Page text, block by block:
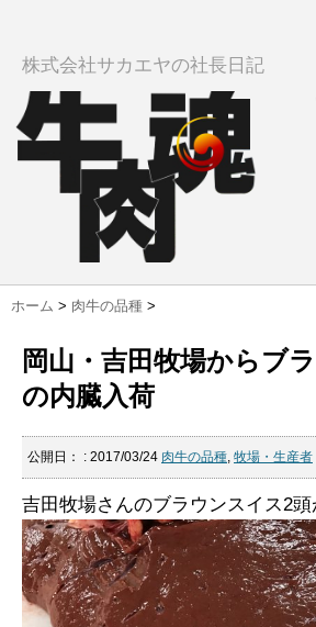
株式会社サカエヤの社長日記
ホーム > 肉牛の品種 >
岡山・吉田牧場からブ
の内臓入荷
公開日： : 2017/03/24 肉牛の品種, 牧場・生産者
吉田牧場さんのブラウンスイス2